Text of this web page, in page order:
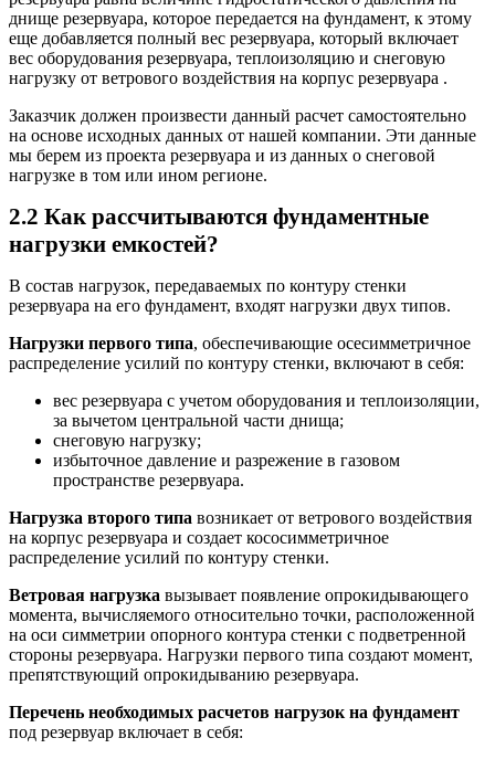
днище резервуара, которое передается на фундамент, к этому
еще добавляется полный вес резервуара, который включает
вес оборудования резервуара, теплоизоляцию и снеговую
нагрузку от ветрового воздействия на корпус резервуара .
Заказчик должен произвести данный расчет самостоятельно
на основе исходных данных от нашей компании. Эти данные
мы берем из проекта резервуара и из данных о снеговой
нагрузке в том или ином регионе.
2.2 Как рассчитываются фундаментные
нагрузки емкостей?
В состав нагрузок, передаваемых по контуру стенки
резервуара на его фундамент, входят нагрузки двух типов.
Нагрузки первого типа, обеспечивающие осесимметричное
распределение усилий по контуру стенки, включают в себя:
вес резервуара с учетом оборудования и теплоизоляции,
за вычетом центральной части днища;
снеговую нагрузку;
избыточное давление и разрежение в газовом
пространстве резервуара.
Нагрузка второго типа возникает от ветрового воздействия
на корпус резервуара и создает кососимметричное
распределение усилий по контуру стенки.
Ветровая нагрузка вызывает появление опрокидывающего
момента, вычисляемого относительно точки, расположенной
на оси симметрии опорного контура стенки с подветренной
стороны резервуара. Нагрузки первого типа создают момент,
препятствующий опрокидыванию резервуара.
Перечень необходимых расчетов нагрузок на фундамент
под резервуар включает в себя: